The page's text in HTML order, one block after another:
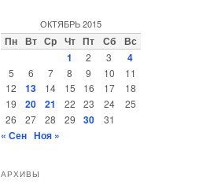
ОКТЯБРЬ 2015
Пн Вт Ср Чт Пт Сб
Вс
1
2 3 4
5 6 7 8 9 10
11
12
13 14 15 16 17
18
19
20 21 22 23 24
25
26
27 28 29 30 31
« Сен Ноя »
АРХИВЫ